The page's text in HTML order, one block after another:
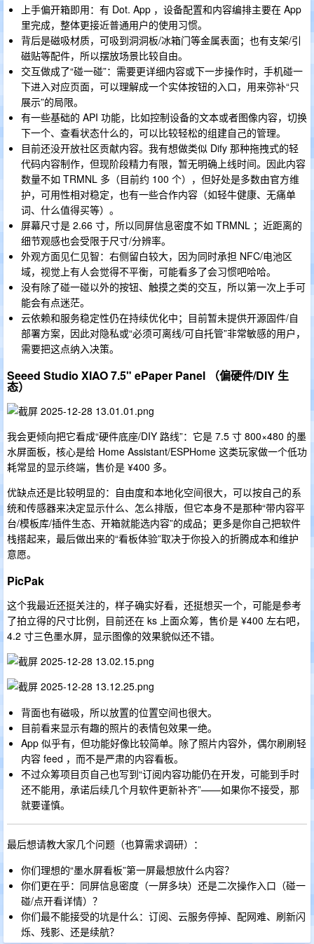
上手偏开箱即用：有 Dot. App ，设备配置和内容编排主要在 App
里完成，整体更接近普通用户的使用习惯。
背后是磁吸材质，可吸到洞洞板/冰箱门等金属表面；也有支架/引
磁贴等配件，所以摆放场景比较自由。
交互做成了“碰一碰”：需要更详细内容或下一步操作时，手机碰一
下进入对应页面，可以理解成一个实体按钮的入口，用来弥补“只
展示”的局限。
有一些基础的 API 功能，比如控制设备的文本或者图像内容，切换
下一个、查看状态什么的，可以比较轻松的组建自己的管理。
目前还没开放社区贡献内容。我有想做类似 Dify 那种拖拽式的轻
代码内容制作，但现阶段精力有限，暂无明确上线时间。因此内容
数量不如 TRMNL 多（目前约 100 个），但好处是多数由官方维
护，可用性相对稳定，也有一些合作内容（如轻牛健康、无痛单
词、什么值得买等）。
屏幕尺寸是 2.66 寸，所以同屏信息密度不如 TRMNL ；近距离的
细节观感也会受限于尺寸/分辨率。
外观方面见仁见智：右侧留白较大，因为同时承担 NFC/电池区
域，视觉上有人会觉得不平衡，可能看多了会习惯吧哈哈。
没有除了碰一碰以外的按钮、触摸之类的交互，所以第一次上手可
能会有点迷茫。
云依赖和服务稳定性仍在持续优化中；目前暂未提供开源固件/自
部署方案，因此对隐私或“必须可离线/可自托管”非常敏感的用户，
需要把这点纳入决策。
Seeed Studio XIAO 7.5" ePaper Panel （偏硬件/DIY 生
态）
我会更倾向把它看成“硬件底座/DIY 路线”：它是 7.5 寸 800×480 的墨
水屏面板，核心是给 Home Assistant/ESPHome 这类玩家做一个低功
耗常显的显示终端，售价是 ¥400 多。
优缺点还是比较明显的：自由度和本地化空间很大，可以按自己的系
统和传感器来决定显示什么、怎么排版，但它本身不是那种“带内容平
台/模板库/插件生态、开箱就能选内容”的成品；更多是你自己把软件
栈搭起来，最后做出来的“看板体验”取决于你投入的折腾成本和维护
意愿。
PicPak
这个我最近还挺关注的，样子确实好看，还挺想买一个，可能是参考
了拍立得的尺寸比例，目前还在 ks 上面众筹，售价是 ¥400 左右吧，
4.2 寸三色墨水屏，显示图像的效果貌似还不错。
背面也有磁吸，所以放置的位置空间也很大。
目前看来显示有趣的照片的表情包效果一绝。
App 似乎有，但功能好像比较简单。除了照片内容外，偶尔刷刷轻
内容 feed ，而不是严肃的内容看板。
不过众筹项目页自己也写到“订阅内容功能仍在开发，可能到手时
还不能用，承诺后续几个月软件更新补齐”——如果你不接受，那
就要谨慎。
最后想请教大家几个问题（也算需求调研）：
你们理想的“墨水屏看板”第一屏最想放什么内容？
你们更在乎：同屏信息密度（一屏多块）还是二次操作入口（碰一
碰/点开看详情）？
你们最不能接受的坑是什么：订阅、云服务停掉、配网难、刷新闪
烁、残影、还是续航？